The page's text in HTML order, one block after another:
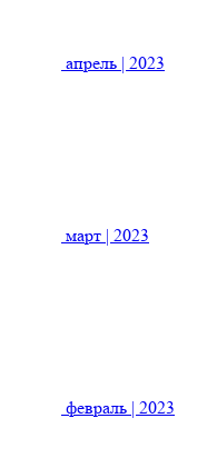
апрель | 2023
март | 2023
февраль | 2023